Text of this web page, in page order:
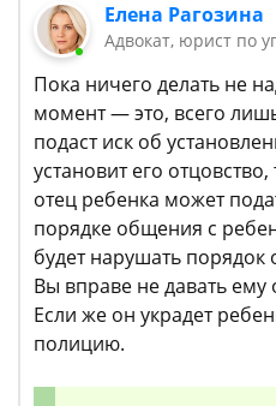
Елена Рагозина
Адвокат, юрист по
Пока ничего делать не
момент — это, всего
подаст иск об
установит его
отец ребенка может
порядке общения с
будет нарушать
Вы вправе не давать
Если же он украдет
полицию.